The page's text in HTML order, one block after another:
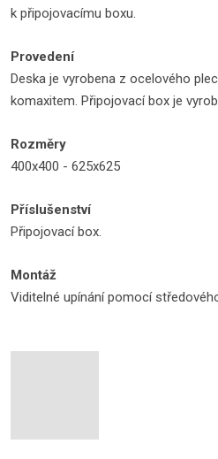
k připojovacímu boxu.
Provedení
Deska je vyrobena z ocelového
komaxitem. Připojovací box je
Rozměry
400x400 - 625x625
Příslušenství
Připojovací box.
Montáž
Viditelné upínání pomocí